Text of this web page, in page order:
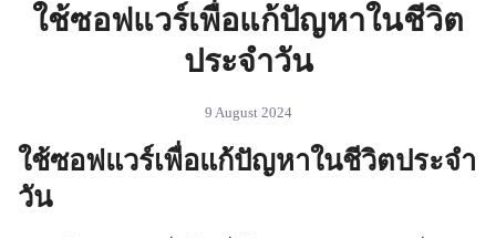
ใช้ซอฟแวร์เพื่อแก้ปัญหาในชีวิต
ประจำวัน
9 August 2024
ใช้ซอฟแวร์เพื่อแก้ปัญหาในชีวิตประจำ
วัน